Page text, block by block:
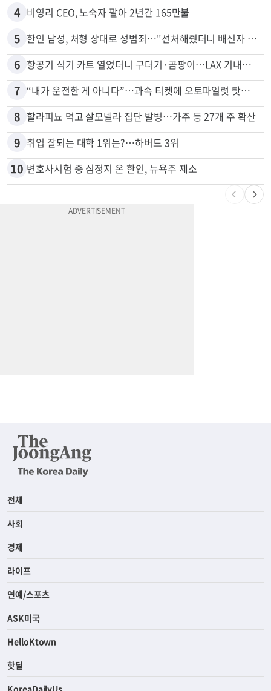
4 비영리 CEO, 노숙자 팔아 2년간 165만불
5 한인 남성, 처형 상대로 성범죄…"선처해줬더니 배신자 취급"
6 항공기 식기 카트 열었더니 구더기·곰팡이…LAX 기내식 업체 논란
7 “내가 운전한 게 아니다”…과속 티켓에 오토파일럿 탓한 운전자
8 할라피뇨 먹고 살모넬라 집단 발병…가주 등 27개 주 확산
9 취업 잘되는 대학 1위는?…하버드 3위
10 변호사시험 중 심정지 온 한인, 뉴욕주 제소
전체
사회
경제
라이프
연예/스포츠
ASK미국
HelloKtown
핫딜